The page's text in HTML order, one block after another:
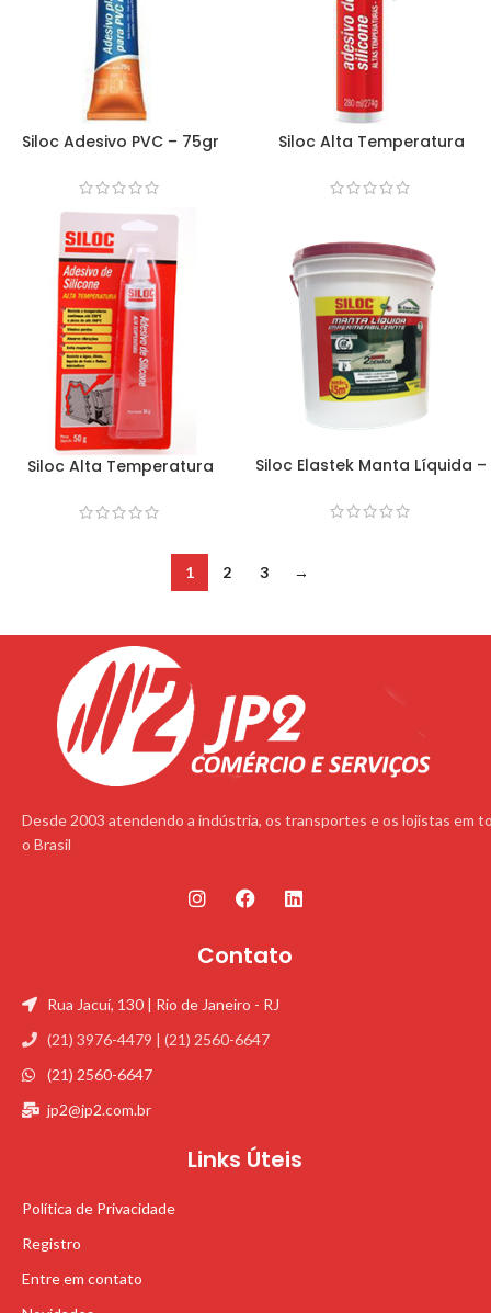
Siloc Adesivo PVC – 75gr
Siloc Alta Temperatura
Siloc Alta Temperatura
Siloc Elastek Manta Líquida –
1 2 3 →
Desde 2003 atendendo a indústria, os transportes e os lojistas em
o Brasil
Contato
Rua Jacuí, 130 | Rio de Janeiro - RJ
(21) 3976-4479 | (21) 2560-6647
(21) 2560-6647
jp2@jp2.com.br
Links Úteis
Política de Privacidade
Registro
Entre em contato